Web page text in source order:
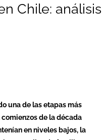
Chile: análisis
una de las etapas más
de la década
en niveles bajos, la